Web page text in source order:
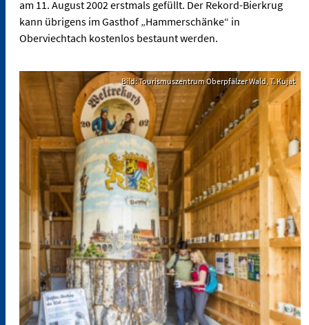
am 11. August 2002 erstmals gefüllt. Der Rekord-Bierkrug
kann übrigens im Gasthof „Hammerschänke“ in
Oberviechtach kostenlos bestaunt werden.
Bild: Tourismuszentrum Oberpfälzer Wald, T. Kujat